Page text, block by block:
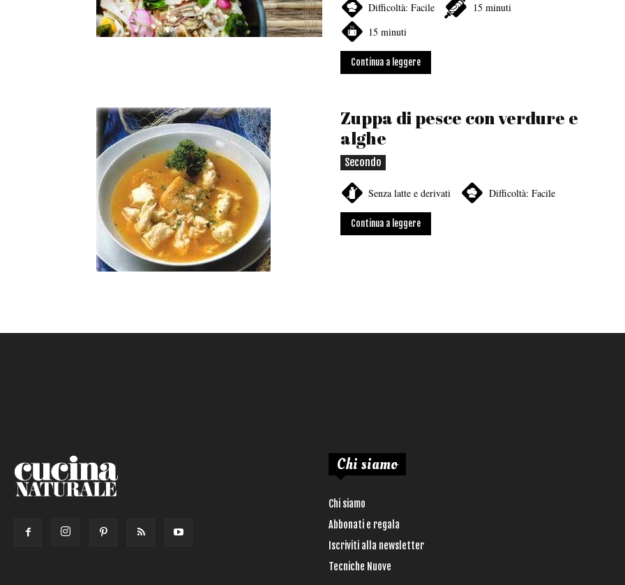
Difficoltà: Facile
15 minuti
15 minuti
Continua a leggere
Zuppa di pesce con verdure e
alghe
Secondo
Senza latte e derivati Difficoltà: Facile
Continua a leggere
Chi siamo
Chi siamo
Abbonati e regala
Iscriviti alla newsletter
Tecniche Nuove